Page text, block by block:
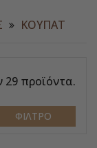
ΚΟΥΠΑΤ
προϊόντα.
ΦΊΛΤΡΟ